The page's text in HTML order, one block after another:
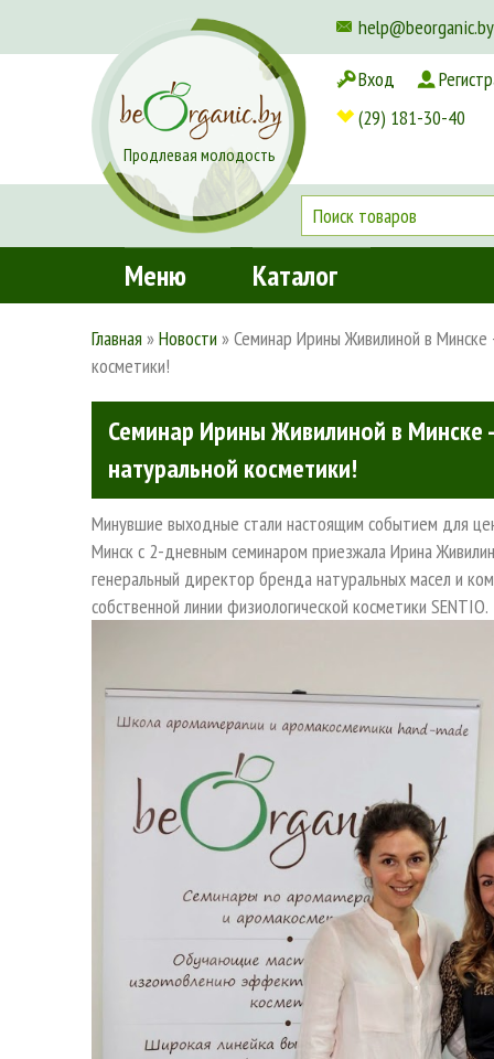
help@beorganic.by
Доставка и оплата
Продлевая молодость
Вход
(29) 181-30-40
Меню Каталог
Главная »Новости »Семинар Ирины Живилиной в
косметики!
Семинар Ирины Живилиной в Минске
натуральной косметики!
Минувшие выходные стали настоящим событием для
Минск с 2-дневным семинаром приезжала Ирина
генеральный директор бренда натуральных масел и
собственной линии физиологической косметики